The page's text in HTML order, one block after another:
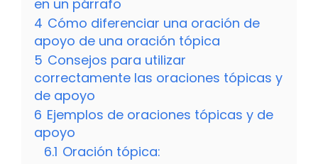
en un párrafo
4 Cómo diferenciar una oración de
apoyo de una oración tópica
5 Consejos para utilizar
correctamente las oraciones tópicas y
de apoyo
6 Ejemplos de oraciones tópicas y de
apoyo
6.1 Oración tópica: